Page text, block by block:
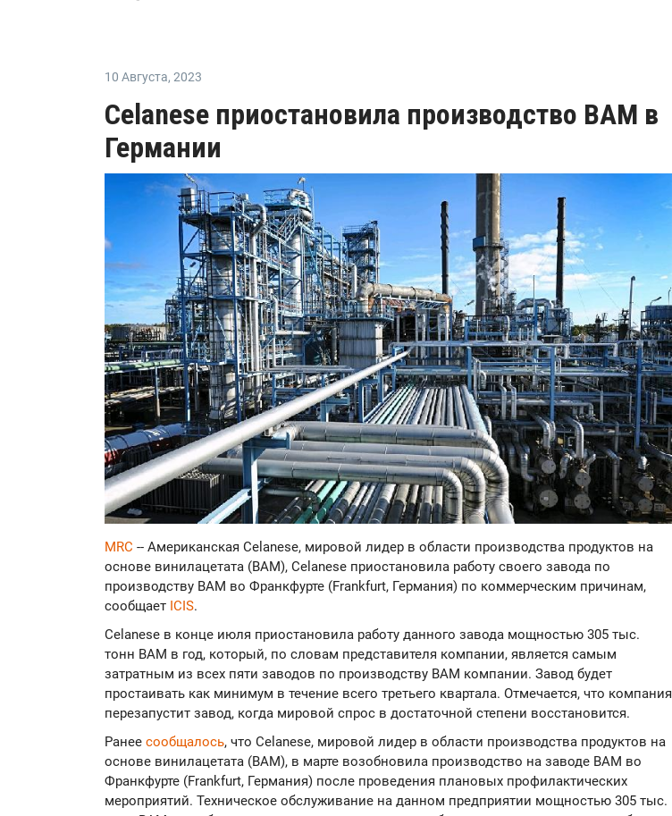
10 Августа, 2023
Celanese приостановила производство ВАМ в
Германии
MRC -- Американская Celanese, мировой лидер в области производства продуктов на
основе винилацетата (ВАМ), Celanese приостановила работу своего завода по
производству ВАМ во Франкфурте (Frankfurt, Германия) по коммерческим причинам,
сообщает ICIS.
Celanese в конце июля приостановила работу данного завода мощностью 305 тыс.
тонн ВАМ в год, который, по словам представителя компании, является самым
затратным из всех пяти заводов по производству ВAM компании. Завод будет
простаивать как минимум в течение всего третьего квартала. Отмечается, что компания
перезапустит завод, когда мировой спрос в достаточной степени восстановится.
Ранее сообщалось, что Celanese, мировой лидер в области производства продуктов на
основе винилацетата (ВАМ), в марте возобновила производство на заводе ВАМ во
Франкфурте (Frankfurt, Германия) после проведения плановых профилактических
мероприятий. Техническое обслуживание на данном предприятии мощностью 305 тыс.